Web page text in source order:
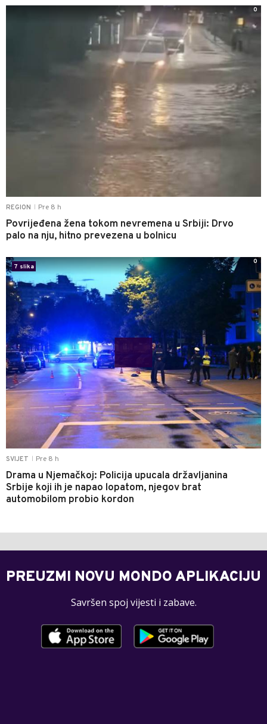
REGION Pre 8 h
Povrijeđena žena tokom nevremena u Srbiji: Drvo
palo na nju, hitno prevezena u bolnicu
0
SVIJET Pre 8 h
Drama u Njemačkoj: Policija upucala državljanina
Srbije koji ih je napao lopatom, njegov brat
automobilom probio kordon
7 slika
0
PREUZMI NOVU MONDO APLIKACIJU
Savršen spoj vijesti i zabave.